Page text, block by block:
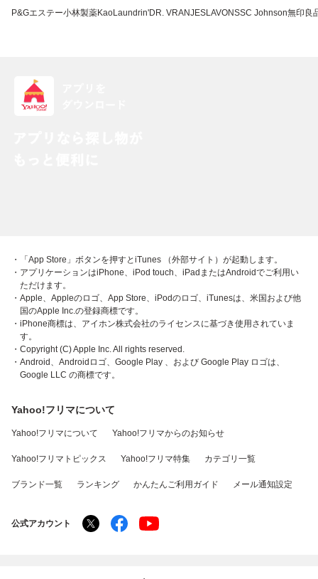
P&Gエステー小林製薬KaoLaundrin'DR. VRANJESLAVONSSC Johnson無印良
・「App Store」ボタンを押すとiTunes （外部サイト）が起動します。
・アプリケーションはiPhone、iPod touch、iPadまたはAndroidでご利用い
ただけます。
・Apple、Appleのロゴ、App Store、iPodのロゴ、iTunesは、米国および他
国のApple Inc.の登録商標です。
・iPhone商標は、アイホン株式会社のライセンスに基づき使用されていま
す。
・Copyright (C) Apple Inc. All rights reserved.
・Android、Androidロゴ、Google Play 、および Google Play ロゴは、
Google LLC の商標です。
Yahoo!フリマについて
Yahoo!フリマについて Yahoo!フリマからのお知らせ
Yahoo!フリマトピックス Yahoo!フリマ特集 カテゴリ一覧
ブランド一覧 ランキング かんたんご利用ガイド メール通知設定
公式アカウント